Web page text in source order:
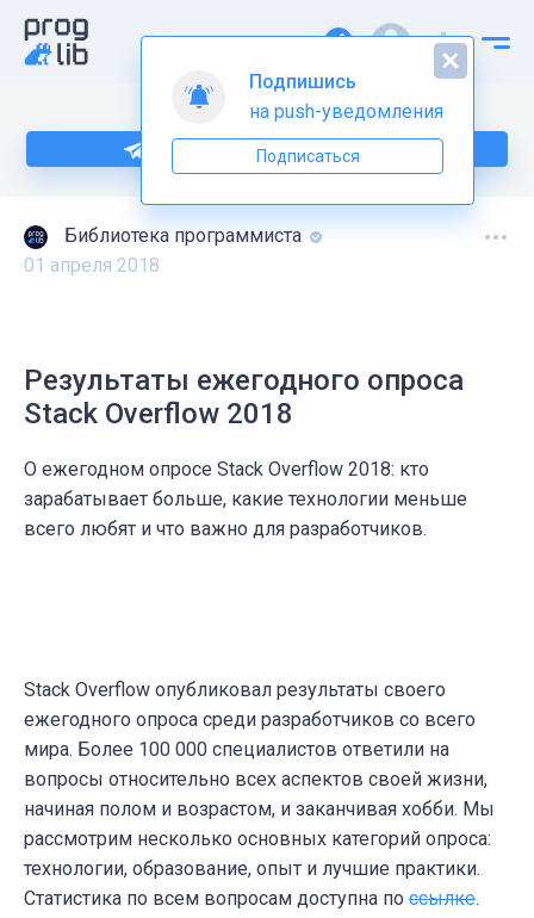
Подпишитесь на нас в Telegram
Библиотека программиста
01 апреля 2018
Результаты ежегодного опроса
Stack Overflow 2018
О ежегодном опросе Stack Overflow 2018: кто
зарабатывает больше, какие технологии меньше
всего любят и что важно для разработчиков.
Stack Overflow опубликовал результаты своего
ежегодного опроса среди разработчиков со всего
мира. Более 100 000 специалистов ответили на
вопросы относительно всех аспектов своей жизни,
начиная полом и возрастом, и заканчивая хобби. Мы
рассмотрим несколько основных категорий опроса:
технологии, образование, опыт и лучшие практики.
Статистика по всем вопросам доступна по ссылке.
Подпишись
на push-уведомления
Подписаться